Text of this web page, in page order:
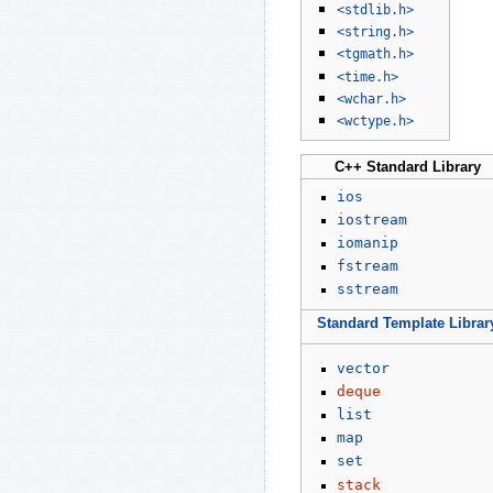
<stdlib.h>
<string.h>
<tgmath.h>
<time.h>
<wchar.h>
<wctype.h>
C++ Standard Library
ios
iostream
iomanip
fstream
sstream
Standard Template
vector
deque
list
map
set
stack